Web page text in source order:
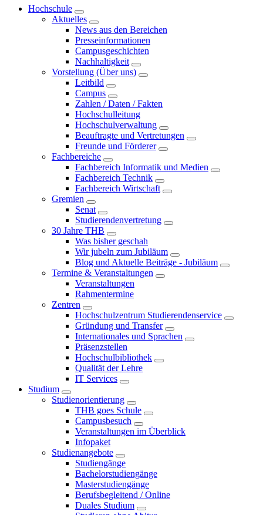
Hochschule
Aktuelles
News aus den Bereichen
Presseinformationen
Campusgeschichten
Nachhaltigkeit
Vorstellung (Über uns)
Leitbild
Campus
Zahlen / Daten / Fakten
Hochschulleitung
Hochschulverwaltung
Beauftragte und Vertretungen
Freunde und Förderer
Fachbereiche
Fachbereich Informatik und Medien
Fachbereich Technik
Fachbereich Wirtschaft
Gremien
Senat
Studierendenvertretung
30 Jahre THB
Was bisher geschah
Wir jubeln zum Jubiläum
Blog und Aktuelle Beiträge - Jubiläum
Termine & Veranstaltungen
Veranstaltungen
Rahmentermine
Zentren
Hochschulzentrum Studierendenservice
Gründung und Transfer
Internationales und Sprachen
Präsenzstellen
Hochschulbibliothek
Qualität der Lehre
IT Services
Studium
Studienorientierung
THB goes Schule
Campusbesuch
Veranstaltungen im Überblick
Infopaket
Studienangebote
Studiengänge
Bachelorstudiengänge
Masterstudiengänge
Berufsbegleitend / Online
Duales Studium